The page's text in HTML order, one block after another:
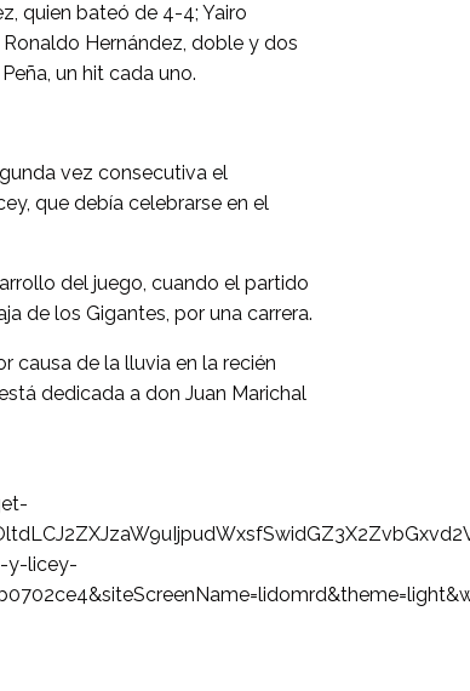
quien bateó de 4-4; Yairo
Hernández, doble y dos
un hit cada uno.
vez consecutiva el
que debía celebrarse en el
del juego, cuando el partido
de los Gigantes, por una carrera.
causa de la lluvia en la recién
dedicada a don Juan Marichal
y-licey-